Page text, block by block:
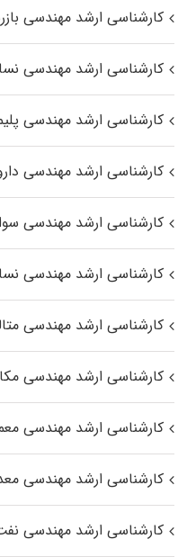
کارشناسی ارشد مهندسی
کارشناسی ارشد مهندسی
کارشناسی ارشد مهندسی
کارشناسی ارشد مهندسی
کارشناسی ارشد مهندسی
کارشناسی ارشد مهندسی
کارشناسی ارشد مهندسی
کارشناسی ارشد مهندسی
کارشناسی ارشد مهندسی
کارشناسی ارشد مهندسی
کارشناسی ارشد مهندسی